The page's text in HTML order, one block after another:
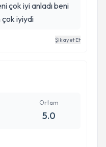
çok iyi anladı beni
çok iyiydi
Şikayet Et
Ortam
5.0